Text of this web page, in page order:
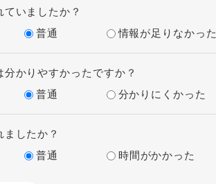
いましたか？
普通 情報が足りなかった
かりやすかったですか？
普通 分かりにくかった
したか？
普通 時間がかかった